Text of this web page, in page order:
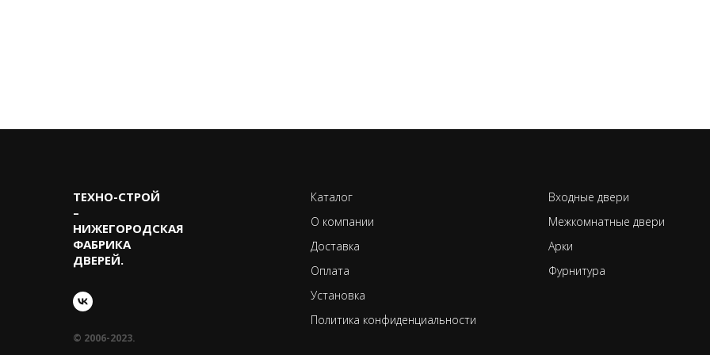
ТЕХНО-CТРОЙ
–
НИЖЕГОРОДСКАЯ
ФАБРИКА
ДВЕРЕЙ.
© 2006-2023.
Каталог
О компании
Доставка
Оплата
Установка
Политика конфиденциальности
Входные двери
Межкомнатные двери
Арки
Фурнитура